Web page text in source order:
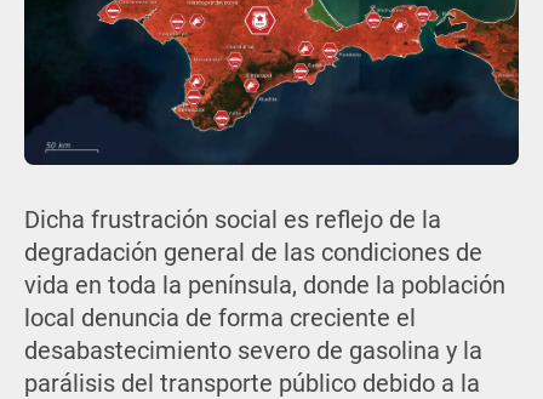
Dicha frustración social es reflejo de la
degradación general de las condiciones de
vida en toda la península, donde la población
local denuncia de forma creciente el
desabastecimiento severo de gasolina y la
parálisis del transporte público debido a la